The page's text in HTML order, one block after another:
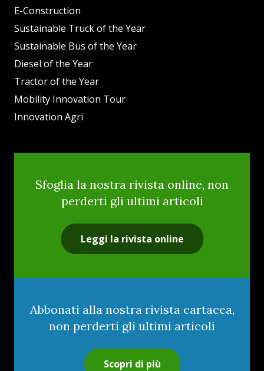
E-Construction
Sustainable Truck of the Year
Sustainable Bus of the Year
Diesel of the Year
Tractor of the Year
Mobility Innovation Tour
Innovation Agri
Sfoglia la nostra rivista online, non
perderti gli ultimi articoli
Leggi la rivista online
Abbonati alla nostra rivista cartacea,
non perderti gli ultimi articoli
Scopri di più